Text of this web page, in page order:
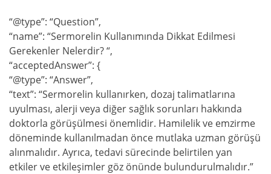
“@type”: “Question”,
“name”: “Sermorelin Kullanımında Dikkat Edilmesi
Gerekenler Nelerdir? “,
“acceptedAnswer”: {
“@type”: “Answer”,
“text”: “Sermorelin kullanırken, dozaj talimatlarına
uyulması, alerji veya diğer sağlık sorunları hakkında
doktorla görüşülmesi önemlidir. Hamilelik ve emzirme
döneminde kullanılmadan önce mutlaka uzman görüşü
alınmalıdır. Ayrıca, tedavi sürecinde belirtilen yan
etkiler ve etkileşimler göz önünde bulundurulmalıdır.”